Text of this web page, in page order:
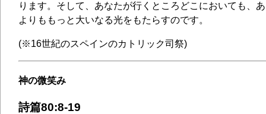
ります。そして、あなたが行くところどこにおいても、
よりももっと大いなる光をもたらすのです。
(※16世紀のスペインのカトリック司祭)
神の微笑み
詩篇80:8-19